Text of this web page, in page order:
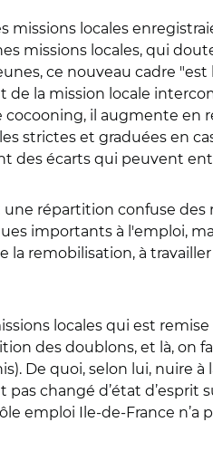
missions locales
missions locales, qui
ce nouveau cadre
la mission locale
cocooning, il augmente
strictes et graduées en
des écarts qui peuvent
répartition confuse des
importants à l'emploi,
remobilisation, à
locales qui est
des doublons, et là, on
De quoi, selon lui,
pas changé d’état
emploi Ile-de-France